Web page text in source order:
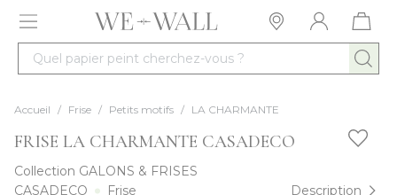
Allez au contenu
Quel papier peint cherchez-vous ?
Accueil / Frise / Petits motifs / LA CHARMANTE
FRISE LA CHARMANTE CASADECO
Collection GALONS & FRISES
CASADECO
Frise Description